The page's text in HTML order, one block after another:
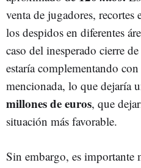
venta de jugadores, recortes
los despidos en diferentes
caso del inesperado cierre
estaría complementando
mencionada, lo que dejaría
millones de euros, que
situación más favorable.
Sin embargo, es importante